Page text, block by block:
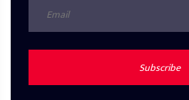
Subscribe